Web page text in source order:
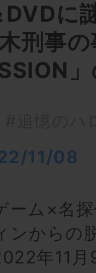
に
刑事
11/08
ーム×名
ンからの
年11